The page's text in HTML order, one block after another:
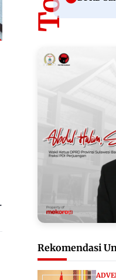
Rekomendasi